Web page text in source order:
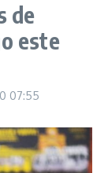
de
este
07:55